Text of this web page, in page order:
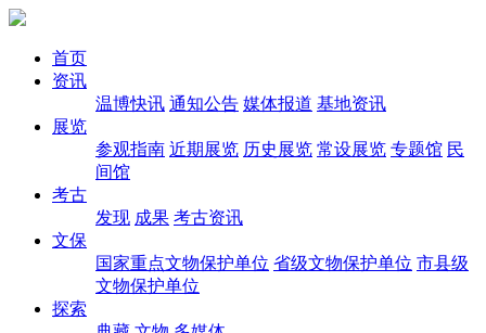
首页
资讯
温博快讯 通知公告 媒体报道 基地资讯
展览
参观指南 近期展览 历史展览 常设展览 专题馆 民
间馆
考古
发现 成果 考古资讯
文保
国家重点文物保护单位 省级文物保护单位 市县级
文物保护单位
探索